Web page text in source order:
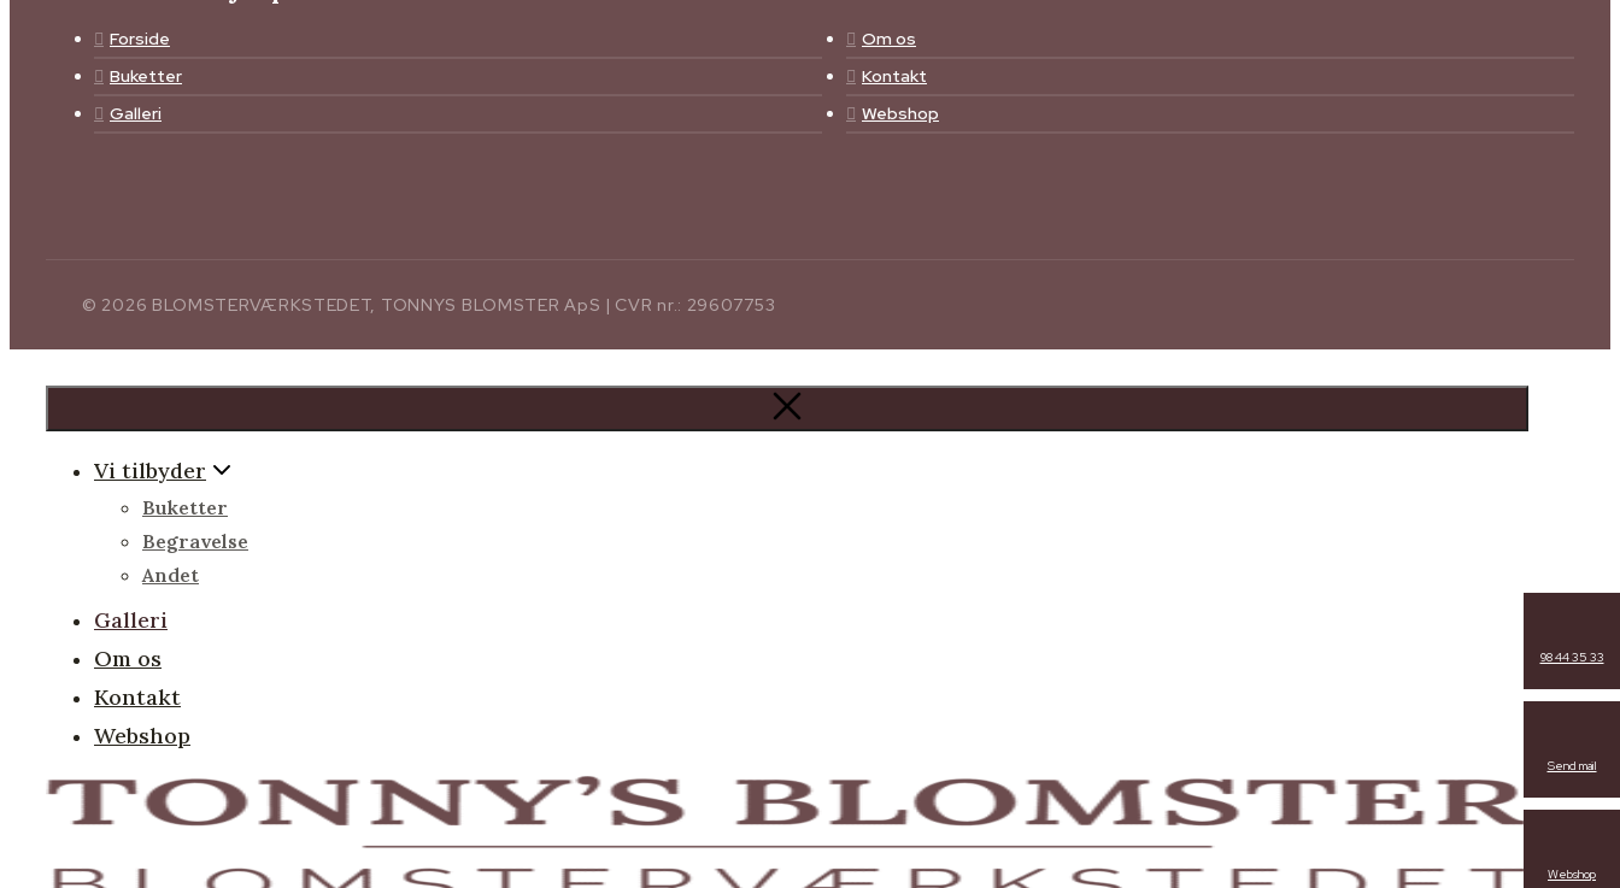
Forside
Buketter
Galleri
Om os
Kontakt
Webshop
© 2026 BLOMSTERVÆRKSTEDET, TONNYS BLOMSTER ApS | CVR nr.: 29607753
Vi tilbyder
Buketter
Begravelse
Andet
Galleri
Om os
Kontakt
Webshop
98 44 35 33
Send mail
Webshop